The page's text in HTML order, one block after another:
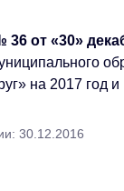
от «30»
на 2017 год
30.12.2016